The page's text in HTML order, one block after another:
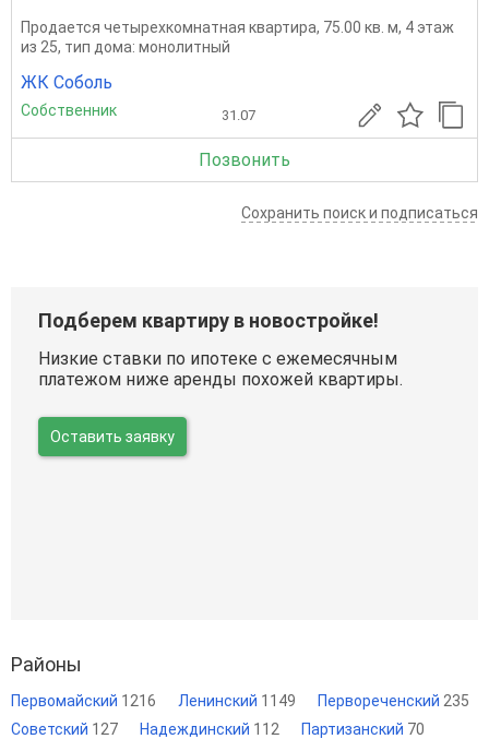
Продается четырехкомнатная квартира, 75.00 кв. м, 4 этаж
из 25, тип дома: монолитный
ЖК Соболь
Собственник 31.07
Позвонить
Сохранить поиск и подписаться
Подберем квартиру в новостройке!
Низкие ставки по ипотеке с ежемесячным
платежом ниже аренды похожей квартиры.
Оставить заявку
Районы
Первомайский 1216 Ленинский 1149 Первореченский 235
Советский 127 Надеждинский 112 Партизанский 70